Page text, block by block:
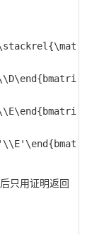
只用证明返回